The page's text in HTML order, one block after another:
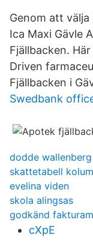
Genom att
Ica Maxi Gävle
Fjällbacken.
Driven
Fjällbacken i
Swedbank
dodde wallenberg
skattetabell
evelina viden
skola alingsas
godkänd
cXpE